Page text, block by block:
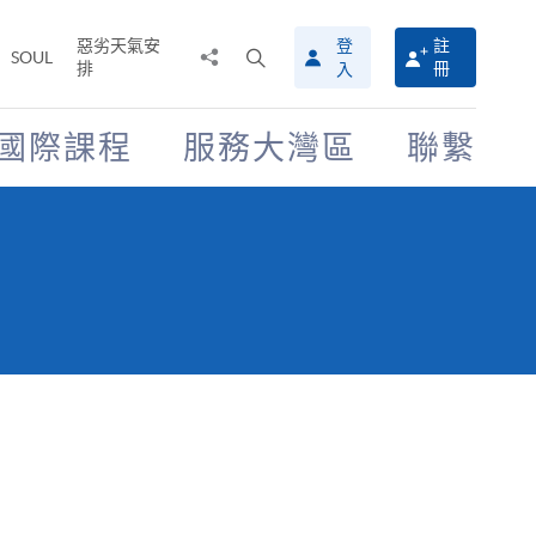
SOUL
惡劣天氣安
排
搜
尋
介
面
登
入
註
冊
際課程 服務大灣區 聯繫